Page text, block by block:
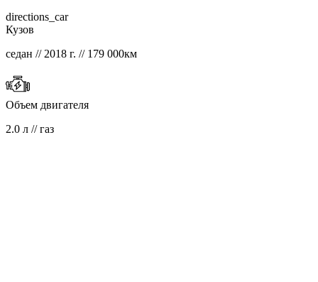
directions_car
Кузов
седан // 2018 г. // 179 000км
Объем двигателя
2.0 л // газ